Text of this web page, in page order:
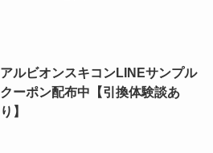
アルビオンスキコンLINEサンプル
クーポン配布中【引換体験談あ
り】